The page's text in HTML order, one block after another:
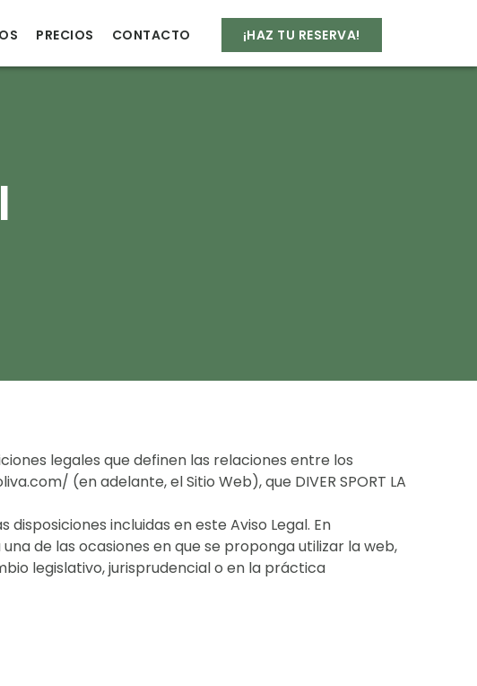
PRECIOS CONTACTO ¡HAZ TU RESERVA!
legales que definen las relaciones entre los
(en adelante, el Sitio Web), que DIVER SPORT LA
incluidas en este Aviso Legal. En
de las ocasiones en que se proponga utilizar la web,
legislativo, jurisprudencial o en la práctica